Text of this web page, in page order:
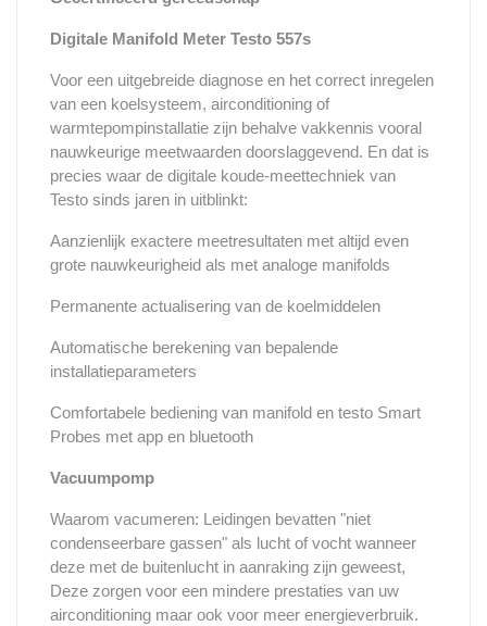
Digitale Manifold Meter Testo 557s
Voor een uitgebreide diagnose en het correct inregelen
van een koelsysteem, airconditioning of
warmtepompinstallatie zijn behalve vakkennis vooral
nauwkeurige meetwaarden doorslaggevend. En dat is
precies waar de digitale koude-meettechniek van
Testo sinds jaren in uitblinkt:
Aanzienlijk exactere meetresultaten met altijd even
grote nauwkeurigheid als met analoge manifolds
Permanente actualisering van de koelmiddelen
Automatische berekening van bepalende
installatieparameters
Comfortabele bediening van manifold en testo Smart
Probes met app en bluetooth
Vacuumpomp
Waarom vacumeren: Leidingen bevatten "niet
condenseerbare gassen" als lucht of vocht wanneer
deze met de buitenlucht in aanraking zijn geweest,
Deze zorgen voor een mindere prestaties van uw
airconditioning maar ook voor meer energieverbruik.